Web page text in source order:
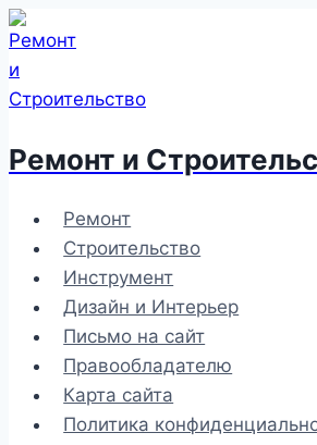
Перейти
к
содержимому
Ремонт и
Ремонт
Строительство
Инструмент
Дизайн и Интерьер
Письмо на сайт
Правообладателю
Карта сайта
Политика